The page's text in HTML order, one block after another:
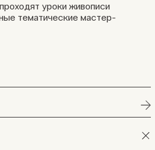
уроки живописи
тематические мастер-